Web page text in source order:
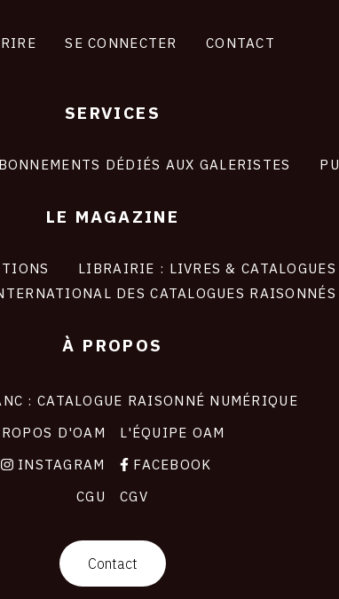
SE CONNECTER CONTACT
SERVICES
DÉDIÉS AUX GALERISTES
LE MAGAZINE
LIBRAIRIE : LIVRES & CATALOGUES
DES CATALOGUES RAISONNÉS
À PROPOS
: CATALOGUE RAISONNÉ NUMÉRIQUE
D'OAM
L'ÉQUIPE OAM
INSTAGRAM
FACEBOOK
CGU
CGV
Contact